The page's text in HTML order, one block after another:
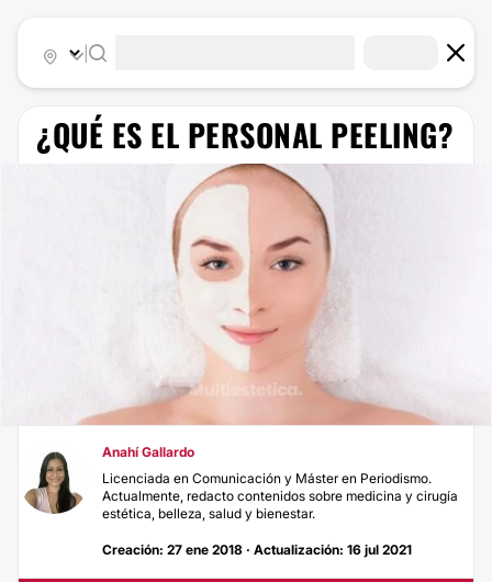
¿​QUÉ ES EL PERSONAL PEELING?
Anahí Gallardo
Licenciada en Comunicación y Máster en Periodismo.
Actualmente, redacto contenidos sobre medicina y cirugía
estética, belleza, salud y bienestar.
Creación: 27 ene 2018 · Actualización: 16 jul 2021